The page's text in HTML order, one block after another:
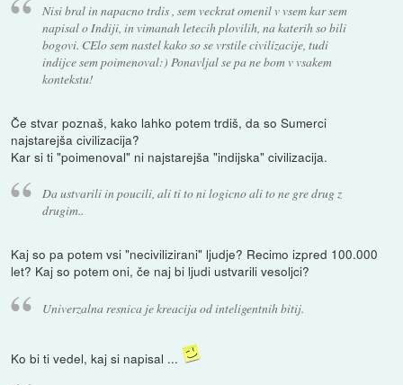
Nisi bral in napacno trdis , sem veckrat omenil v vsem kar sem
napisal o Indiji, in vimanah letecih plovilih, na katerih so bili
bogovi. CElo sem nastel kako so se vrstile civilizacije, tudi
indijce sem poimenoval:) Ponavljal se pa ne bom v vsakem
kontekstu!
Če stvar poznaš, kako lahko potem trdiš, da so Sumerci
najstarejša civilizacija?
Kar si ti "poimenoval" ni najstarejša "indijska" civilizacija.
Da ustvarili in poucili, ali ti to ni logicno ali to ne gre drug z
drugim..
Kaj so pa potem vsi "necivilizirani" ljudje? Recimo izpred 100.000
let? Kaj so potem oni, če naj bi ljudi ustvarili vesoljci?
Univerzalna resnica je kreacija od inteligentnih bitij.
Ko bi ti vedel, kaj si napisal ...